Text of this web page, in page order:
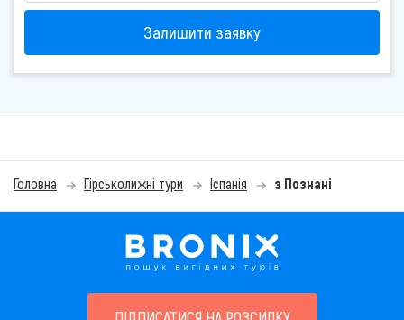
Залишити заявку
Головна Гірськолижні тури Іспанія з Познані